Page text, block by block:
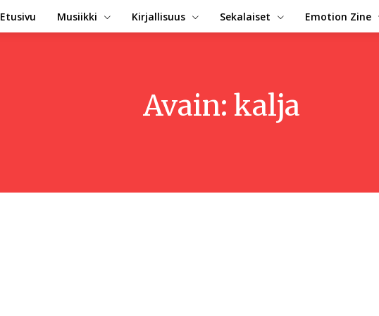
Etusivu Musiikki Kirjallisuus Sekalaiset Emotion Zine
Avain: kalja